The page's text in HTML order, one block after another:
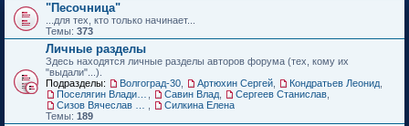
"Песочница"
...для тех, кто только начинает...
Темы: 373
Личные разделы
Здесь находятся личные разделы авторов форума (тех, кому их
"выдали"...).
Подразделы:
Волгоград-30 Артюхин Сергей Кондратьев Леонид
Савин Влад Сергеев Станислав
Силкина Елена
Темы: 189